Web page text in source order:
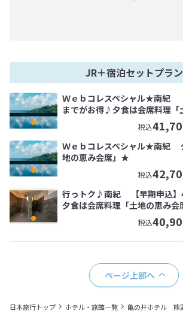
JR＋宿泊セットプラン
Ｗｅｂコレスペシャル★南紀
までがお得♪夕食は会席料理
税込
Ｗｅｂコレスペシャル★南紀
地の恵み会席」★
税込
行っトク♪南紀 【早期申込】
夕食は会席料理「土地の恵み
税込
ページ上部へ
日本旅行トップ ホテル・旅館一覧 亀の井ホテル 熊